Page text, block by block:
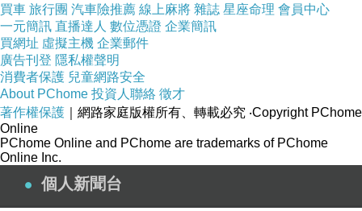
上一篇：8M成長大小事【比菲小記】
下一篇：法樂拍貝比寫真和全家福【生活小記】
買車 旅行團 汽車險推薦 線上麻將 雜誌 星座命理 會員中心
一元簡訊 直播達人 數位憑證 企業簡訊
買網址 虛擬主機 企業郵件
廣告刊登 隱私權聲明
消費者保護 兒童網路安全
About PChome 投資人聯絡 徵才
著作權保護 ｜網路家庭版權所有、轉載必究 ‧Copyright PChome
Online
PChome Online and PChome are trademarks of PChome
Online Inc.
個人新聞台